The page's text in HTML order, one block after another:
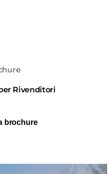
Rivenditori
brochure